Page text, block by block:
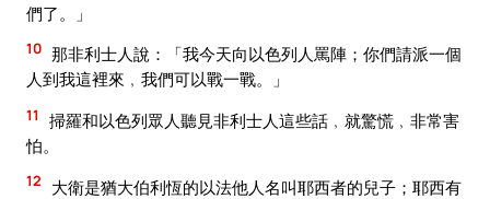
們了。」
10 那非利士人說：「我今天向以色列人罵陣；你們請派一個
人到我這裡來﹐我們可以戰一戰。」
11
掃羅和以色列眾人聽見非利士人這些話﹐就驚慌﹐非常害
怕。
12
大衛是猶大伯利恆的以法他人名叫耶西者的兒子；耶西有